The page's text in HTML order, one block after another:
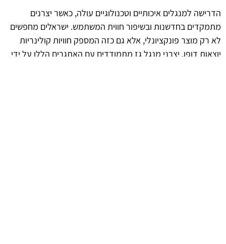
הדרישה למנגלים איכותיים וטכנולוגיים עולה, כאשר יצרנים
מתמקדים בחדשנות ובשיפור חווית המשתמש. ישראלים מחפשים
לא רק מוצר פונקציונלי, אלא גם כזה המספק חוויות קולינריות
יוצאות דופן. יצרני מנגל גז מתמודדים עם האתגרים הללו על ידי